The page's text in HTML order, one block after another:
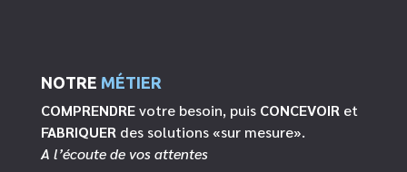
NOTRE MÉTIER
COMPRENDREvotre besoin, puis CONCEVOIR et
FABRIQUER des solutions «sur mesure».
A l’écoute de vos attentes